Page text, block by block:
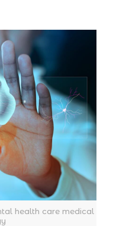
health care medical